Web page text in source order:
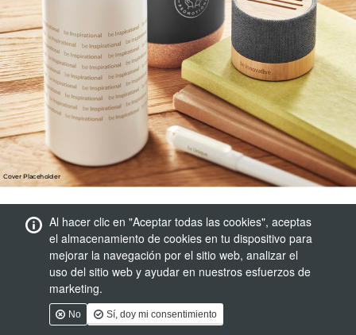
Al hacer clic en "Aceptar todas las cookies", aceptas
el almacenamiento de cookies en tu dispositivo para
mejorar la navegación por el sitio web, analizar el
uso del sitio web y ayudar en nuestros esfuerzos de
marketing.
No Sí, doy mi consentimiento